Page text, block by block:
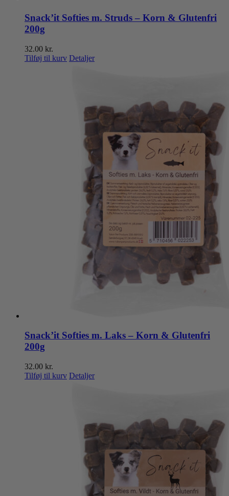
Snack’it Softies m. Struds – Korn & Glutenfri
200g
32.00 kr.
Tilføj til kurv Detaljer
Snack’it Softies m. Laks – Korn & Glutenfri
200g
32.00 kr.
Tilføj til kurv Detaljer